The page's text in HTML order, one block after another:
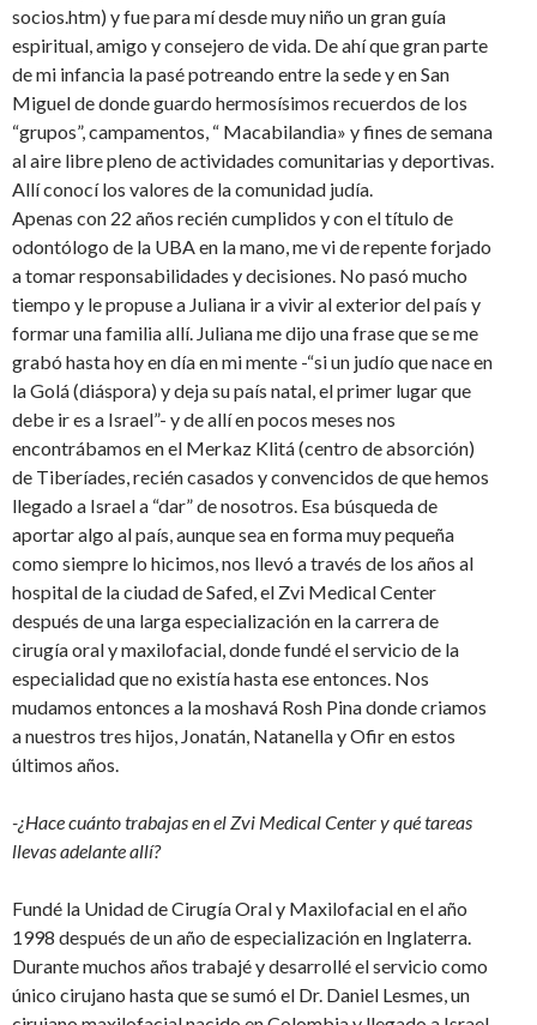
socios.htm) y fue para mí desde muy niño un gran guía
espiritual, amigo y consejero de vida. De ahí que gran parte
de mi infancia la pasé potreando entre la sede y en San
Miguel de donde guardo hermosísimos recuerdos de los
“grupos”, campamentos, “ Macabilandia» y fines de semana
al aire libre pleno de actividades comunitarias y deportivas.
Allí conocí los valores de la comunidad judía.
Apenas con 22 años recién cumplidos y con el título de
odontólogo de la UBA en la mano, me vi de repente forjado
a tomar responsabilidades y decisiones. No pasó mucho
tiempo y le propuse a Juliana ir a vivir al exterior del país y
formar una familia allí. Juliana me dijo una frase que se me
grabó hasta hoy en día en mi mente -“si un judío que nace en
la Golá (diáspora) y deja su país natal, el primer lugar que
debe ir es a Israel”- y de allí en pocos meses nos
encontrábamos en el Merkaz Klitá (centro de absorción)
de Tiberíades, recién casados y convencidos de que hemos
llegado a Israel a “dar” de nosotros. Esa búsqueda de
aportar algo al país, aunque sea en forma muy pequeña
como siempre lo hicimos, nos llevó a través de los años al
hospital de la ciudad de Safed, el Zvi Medical Center
después de una larga especialización en la carrera de
cirugía oral y maxilofacial, donde fundé el servicio de la
especialidad que no existía hasta ese entonces. Nos
mudamos entonces a la moshavá Rosh Pina donde criamos
a nuestros tres hijos, Jonatán, Natanella y Ofir en estos
últimos años.
-¿Hace cuánto trabajas en el Zvi Medical Center y qué tareas
llevas adelante allí?
Fundé la Unidad de Cirugía Oral y Maxilofacial en el año
1998 después de un año de especialización en Inglaterra.
Durante muchos años trabajé y desarrollé el servicio como
único cirujano hasta que se sumó el Dr. Daniel Lesmes, un